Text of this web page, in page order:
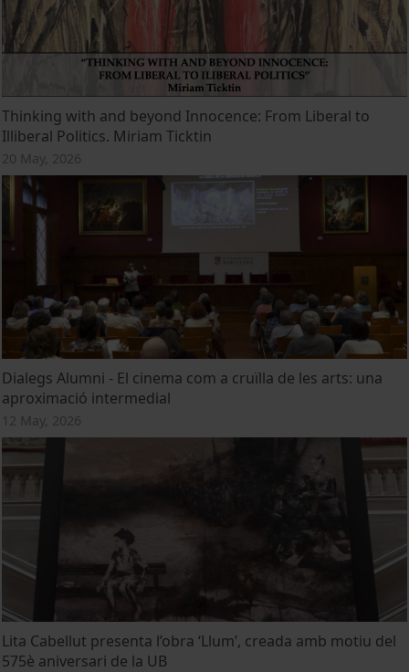
Thinking with and beyond Innocence: From Liberal to
Illiberal Politics. Miriam Ticktin
20 May, 2026
Dialegs Alumni - El cinema com a cruïlla de les arts: una
aproximació intermedial
12 May, 2026
Lita Cabellut presenta l’obra ‘Llum’, creada amb motiu del
575è aniversari de la UB